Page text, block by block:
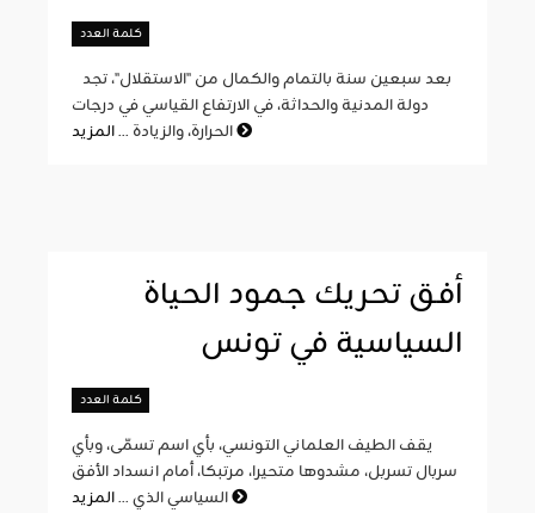
كلمة العدد
دولة المدنية والحداثة، في الارتفاع القياسي في درجات
الحرارة، والزيادة ...
أفق تحريك جمود الحياة
السياسية في تونس
كلمة العدد
يقف الطيف العلماني التونسي، بأي اسم تسمّى، وبأي
سربال تسربل، مشدوها متحيرا، مرتبكا، أمام انسداد الأفق
السياسي الذي ...